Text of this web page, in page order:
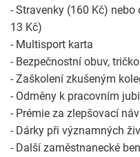
- Stravenky (160 Kč)
13 Kč)
- Multisport karta
- Bezpečnostní obuv,
- Zaškolení zkušeným
- Odměny k pracovním
- Prémie za zlepšovací
- Dárky při významných
- Další zaměstnanecké